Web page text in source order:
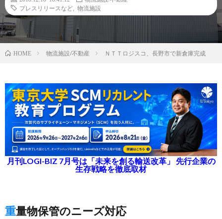
プレスリリースなど
物流施設
HOME 物流施設/不動産 ＮＴＴロジスコ、長野市で新倉庫完成
月刊LOGI-BIZ 7月号は「未来を創る輸送改革」 先行企業の
生存戦略を徹底取材
重量物保管のニーズ対応